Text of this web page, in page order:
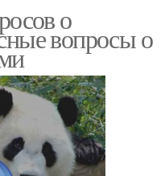
о
вопросы о